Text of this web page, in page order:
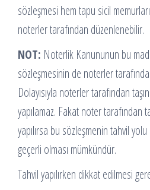
sözleşmesi hem tapu sicil
noterler tarafından düzenlenebilir.
NOT: Noterlik Kanununun bu
sözleşmesinin de noterler
Dolayısıyla noterler tarafından
yapılamaz. Fakat noter tarafından
yapılırsa bu sözleşmenin tahvil
geçerli olması mümkündür.
Tahvil yapılırken dikkat edilmesi